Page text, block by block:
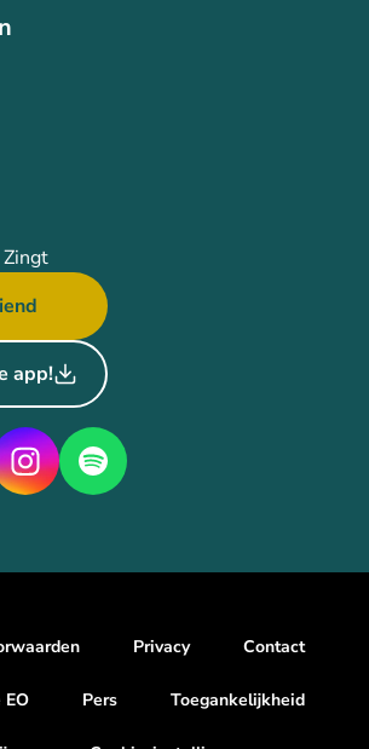
app!
Privacy Contact
Pers Toegankelijkheid